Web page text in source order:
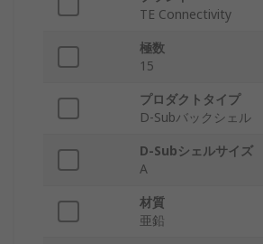
TE Connectivity
極数
15
プロダクトタイプ
D-Subバックシェル
D-Subシェルサイズ
A
材質
亜鉛